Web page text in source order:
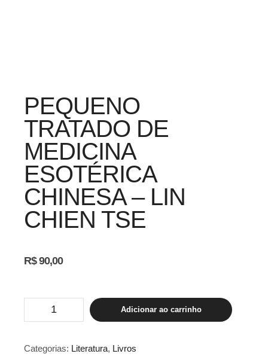
PEQUENO
TRATADO DE
MEDICINA
ESOTÉRICA
CHINESA – LIN
CHIEN TSE
R$90,00
TRATADO
DE
ESOTÉRICA
CHINESA
Adicionar ao carrinho
Categorias: Literatura, Livros